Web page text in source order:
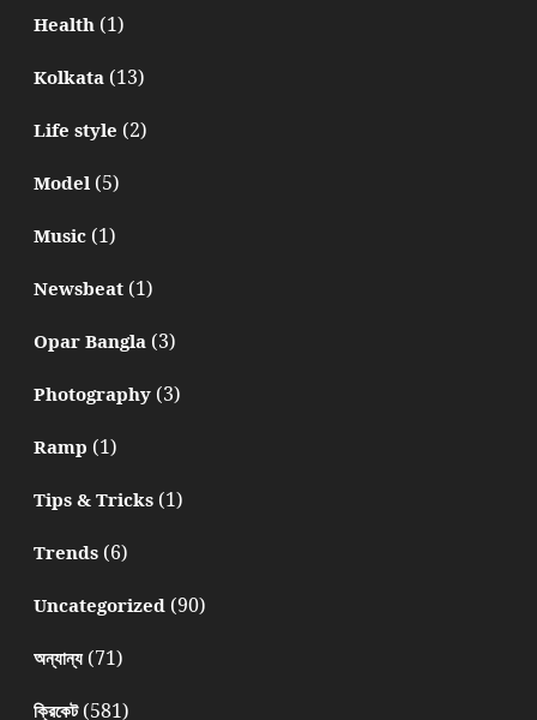
Health(1)
Kolkata(13)
Life style (2)
Model(5)
Music(1)
Newsbeat(1)
Opar Bangla(3)
Photography(3)
Ramp (1)
Tips & Tricks(1)
Trends(6)
Uncategorized(90)
অন্যান্য(71)
ক্রিকেট(581)